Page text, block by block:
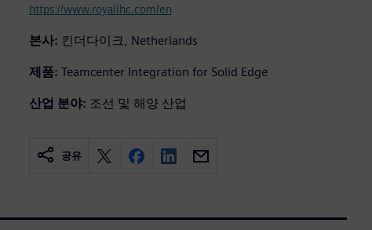
https://www.royalihc.com/en
본사: 킨더다이크, Netherlands
제품: Teamcenter Integration for Solid Edge
산업 분야: 조선 및 해양 산업
공유